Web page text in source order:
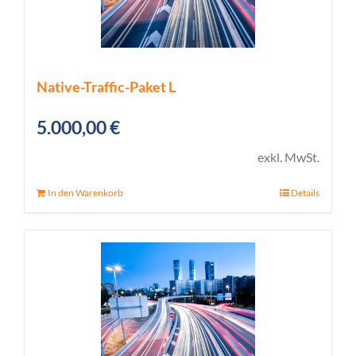
Native-Traffic-Paket L
5.000,00€
exkl. MwSt.
In den Warenkorb Details